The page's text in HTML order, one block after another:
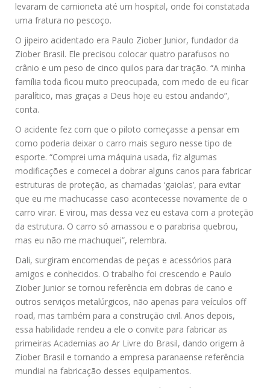
levaram de camioneta até um hospital, onde foi constatada
uma fratura no pescoço.
O jipeiro acidentado era Paulo Ziober Junior, fundador da
Ziober Brasil. Ele precisou colocar quatro parafusos no
crânio e um peso de cinco quilos para dar tração. “A minha
família toda ficou muito preocupada, com medo de eu ficar
paralítico, mas graças a Deus hoje eu estou andando”,
conta.
O acidente fez com que o piloto começasse a pensar em
como poderia deixar o carro mais seguro nesse tipo de
esporte. “Comprei uma máquina usada, fiz algumas
modificações e comecei a dobrar alguns canos para fabricar
estruturas de proteção, as chamadas ‘gaiolas’, para evitar
que eu me machucasse caso acontecesse novamente de o
carro virar. E virou, mas dessa vez eu estava com a proteção
da estrutura. O carro só amassou e o parabrisa quebrou,
mas eu não me machuquei”, relembra.
Dali, surgiram encomendas de peças e acessórios para
amigos e conhecidos. O trabalho foi crescendo e Paulo
Ziober Junior se tornou referência em dobras de cano e
outros serviços metalúrgicos, não apenas para veículos off
road, mas também para a construção civil. Anos depois,
essa habilidade rendeu a ele o convite para fabricar as
primeiras Academias ao Ar Livre do Brasil, dando origem à
Ziober Brasil e tornando a empresa paranaense referência
mundial na fabricação desses equipamentos.